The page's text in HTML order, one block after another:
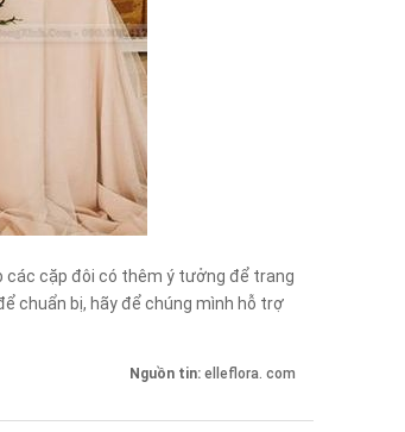
các cặp đôi có thêm ý tưởng để trang
chuẩn bị, hãy để chúng mình hỗ trợ
Nguồn tin: elleflora. com